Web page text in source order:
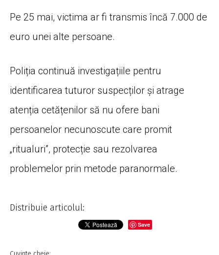
Pe 25 mai, victima ar fi transmis încă 7.000 de
euro unei alte persoane.
Poliția continuă investigațiile pentru
identificarea tuturor suspecților și atrage
atenția cetățenilor să nu ofere bani
persoanelor necunoscute care promit
„ritualuri”, protecție sau rezolvarea
problemelor prin metode paranormale.
Distribuie articolul:
Save